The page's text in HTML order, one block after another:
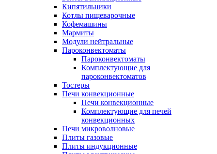
Кипятильники
Котлы пищеварочные
Кофемашины
Мармиты
Модули нейтральные
Пароконвектоматы
Пароконвектоматы
Комплектующие для
пароконвектоматов
Тостеры
Печи конвекционные
Печи конвекционные
Комплектующие для печей
конвекционных
Печи микроволновые
Плиты газовые
Плиты индукционные